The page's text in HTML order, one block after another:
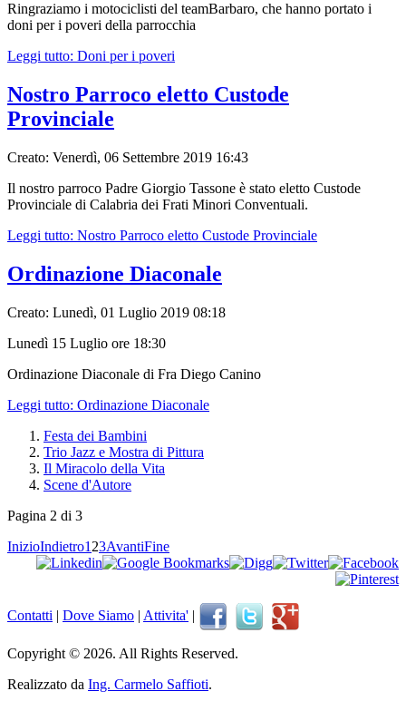
Ringraziamo i motociclisti del teamBarbaro, che hanno portato i
doni per i poveri della parrocchia
Leggi tutto: Doni per i poveri
Nostro Parroco eletto Custode
Provinciale
Creato: Venerdì, 06 Settembre 2019 16:43
Il nostro parroco Padre Giorgio Tassone è stato eletto Custode
Provinciale di Calabria dei Frati Minori Conventuali.
Leggi tutto: Nostro Parroco eletto Custode Provinciale
Ordinazione Diaconale
Creato: Lunedì, 01 Luglio 2019 08:18
Lunedì 15 Luglio ore 18:30
Ordinazione Diaconale di Fra Diego Canino
Leggi tutto: Ordinazione Diaconale
Festa dei Bambini
Trio Jazz e Mostra di Pittura
Il Miracolo della Vita
Scene d'Autore
Pagina 2 di 3
InizioIndietro1 23AvantiFine
Contatti | Dove Siamo | Attivita' |
Copyright © 2026. All Rights Reserved.
Realizzato da Ing. Carmelo Saffioti.